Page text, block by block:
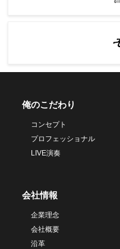
俺のこだわり
コンセプト
プロフェッショナル
LIVE演奏
会社情報
企業理念
会社概要
沿革